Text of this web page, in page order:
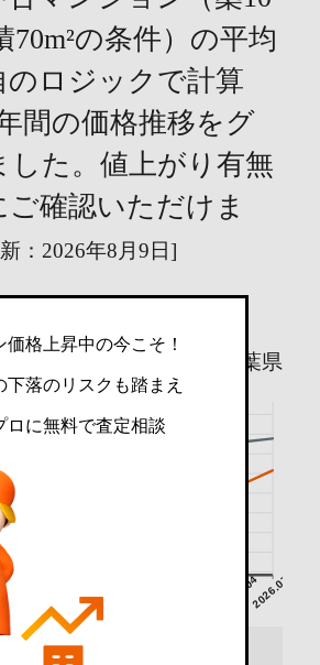
70m²の条件）の平均
のロジックで計算
間の価格推移をグ
した。値上がり有無
ご確認いただけま
：2026年8月9日]
千葉県
2024.07 2025.012025.04 2026.042026.07
価格上昇中の今こそ！
下落のリスクも踏まえ
ロに無料で査定相談